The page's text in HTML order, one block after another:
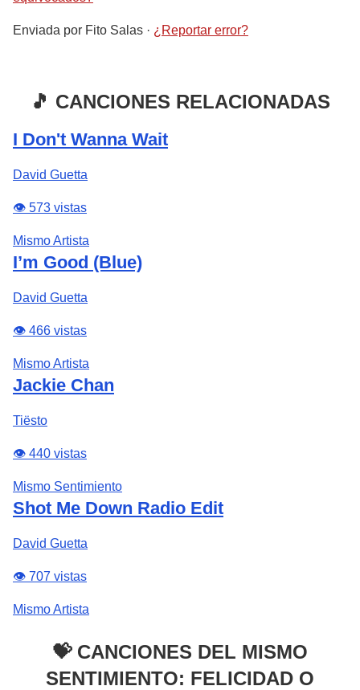
Enviada por Fito Salas · ¿Reportar error?
🎵 CANCIONES RELACIONADAS
I Don't Wanna Wait
David Guetta
👁️ 573 vistas
Mismo Artista
I’m Good (Blue)
David Guetta
👁️ 466 vistas
Mismo Artista
Jackie Chan
Tiësto
👁️ 440 vistas
Mismo Sentimiento
Shot Me Down Radio Edit
David Guetta
👁️ 707 vistas
Mismo Artista
💝 CANCIONES DEL MISMO
SENTIMIENTO: FELICIDAD O